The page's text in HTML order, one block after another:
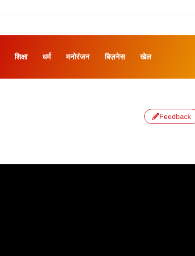
शिक्षा धर्म मनोरंजन बिज़नेस खेल
Feedback